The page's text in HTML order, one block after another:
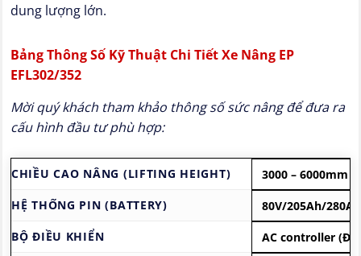
dung lượng lớn.
Bảng Thông Số Kỹ Thuật Chi Tiết Xe Nâng EP
EFL302/352
Mời quý khách tham khảo thông số sức nâng để đưa ra
cấu hình đầu tư phù hợp:
CHIỀU CAO NÂNG (LIFTING HEIGHT)
3000 – 6000mm
HỆ THỐNG PIN (BATTERY)
80V/205Ah/
BỘ ĐIỀU KHIỂN
AC controller